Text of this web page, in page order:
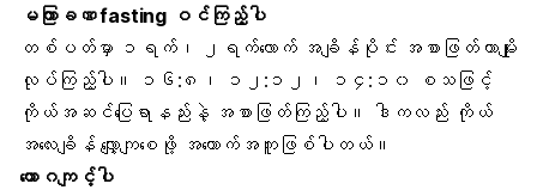
မကြာခဏ fasting ဝင်ကြည့်ပါ
တစ်ပတ်မှာ ၁ရက်၊ ၂ရက်လောက် အချိန်ပိုင်း အစာဖြတ်တာမျိုး
လုပ်ကြည့်ပါ။ ၁၆:၈၊ ၁၂:၁၂၊ ၁၄:၁၀ စသဖြင့်
ကိုယ်အဆင်ပြေရာနည်းနဲ့ အစာဖြတ်ကြည့်ပါ။ ဒါကလည်း ကိုယ်
အလေးချိန် လျှော့ကျစေဖို့ အထောက်အကူဖြစ်ပါတယ်။
ယောဂကျင့်ပါ